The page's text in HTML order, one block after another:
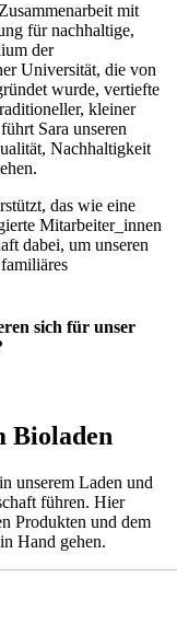
mit
für nachhaltige,
der
Universität, die von
wurde, vertiefte
kleiner
Sara unseren
Nachhaltigkeit
das wie eine
Mitarbeiter_innen
dabei, um unseren
sich für unser
Bioladen
unserem Laden und
führen. Hier
Produkten und dem
Hand gehen.